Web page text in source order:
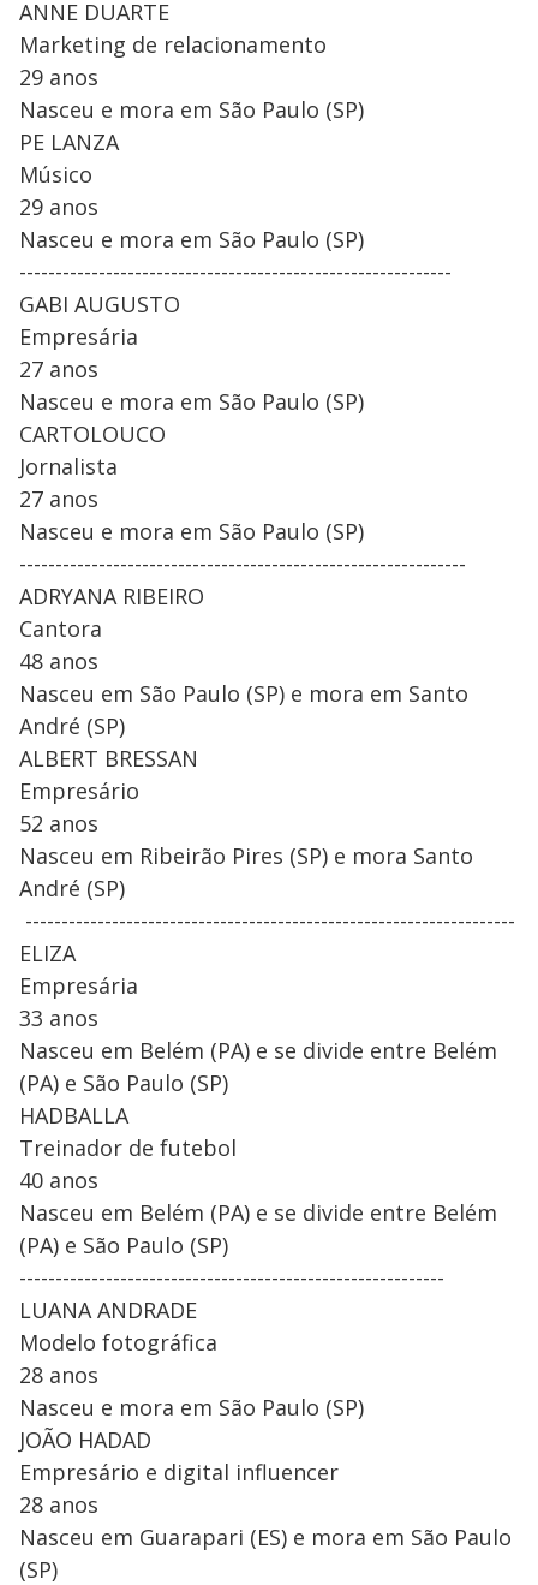
ANNE DUARTE
Marketing de relacionamento
29 anos
Nasceu e mora em São Paulo (SP)
PE LANZA
Músico
29 anos
Nasceu e mora em São Paulo (SP)
------------------------------------------------------------
GABI AUGUSTO
Empresária
27 anos
Nasceu e mora em São Paulo (SP)
CARTOLOUCO
Jornalista
27 anos
Nasceu e mora em São Paulo (SP)
--------------------------------------------------------------
ADRYANA RIBEIRO
Cantora
48 anos
Nasceu em São Paulo (SP) e mora em Santo
André (SP)
ALBERT BRESSAN
Empresário
52 anos
Nasceu em Ribeirão Pires (SP) e mora Santo
André (SP)
--------------------------------------------------------------------
ELIZA
Empresária
33 anos
Nasceu em Belém (PA) e se divide entre Belém
(PA) e São Paulo (SP)
HADBALLA
Treinador de futebol
40 anos
Nasceu em Belém (PA) e se divide entre Belém
(PA) e São Paulo (SP)
-----------------------------------------------------------
LUANA ANDRADE
Modelo fotográfica
28 anos
Nasceu e mora em São Paulo (SP)
JOÃO HADAD
Empresário e digital influencer
28 anos
Nasceu em Guarapari (ES) e mora em São Paulo
(SP)